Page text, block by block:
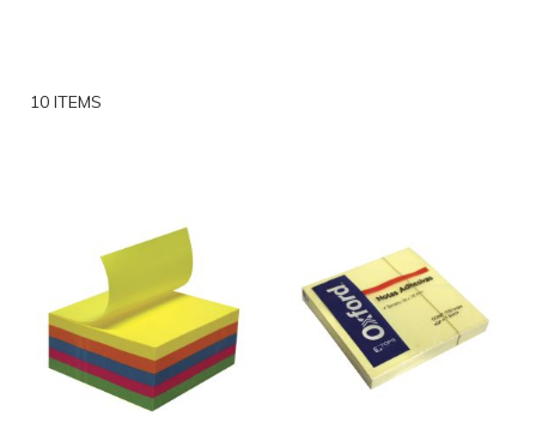
10 ITEMS